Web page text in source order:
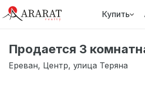
Купить
Продается 3
Ереван, Центр, улица Теряна